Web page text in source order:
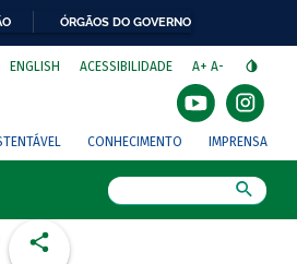
ÓRGÃOS DO GOVERNO
ENGLISH ACESSIBILIDADE A+ A-
CONHECIMENTO IMPRENSA